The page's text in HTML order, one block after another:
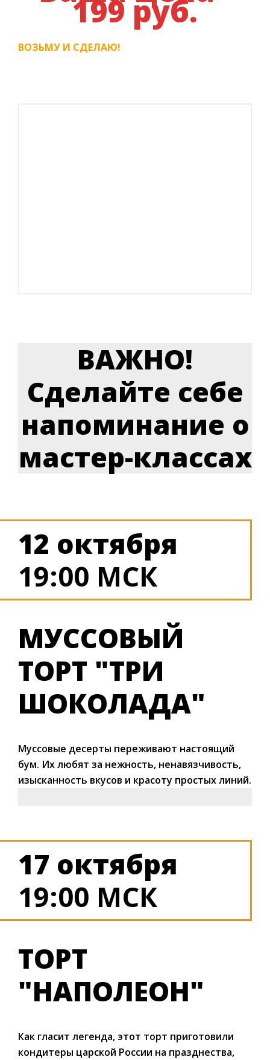
199 руб.
ВОЗЬМУ И СДЕЛАЮ!
ВАЖНО!
Сделайте себе
напоминание о
мастер-классах
12 октября
19:00 МСК
МУССОВЫЙ
ТОРТ "ТРИ
ШОКОЛАДА"
Муссовые десерты переживают настоящий
бум. Их любят за нежность, ненавязчивость,
изысканность вкусов и красоту простых линий.
17 октября
19:00 МСК
ТОРТ
"НАПОЛЕОН"
Как гласит легенда, этот торт приготовили
кондитеры царской России на празднества,